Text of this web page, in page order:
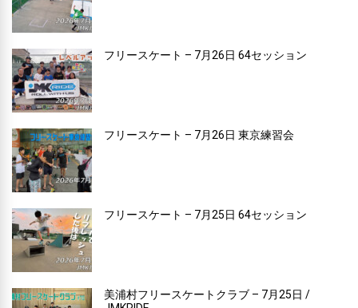
フリースケート – 7月26日 64セッション
フリースケート – 7月26日 東京練習会
フリースケート – 7月25日 64セッション
美浦村フリースケートクラブ – 7月25日 /